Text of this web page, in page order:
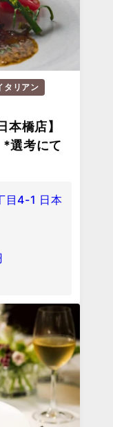
タリアン
本橋店】
選考にて
目4-1 日本